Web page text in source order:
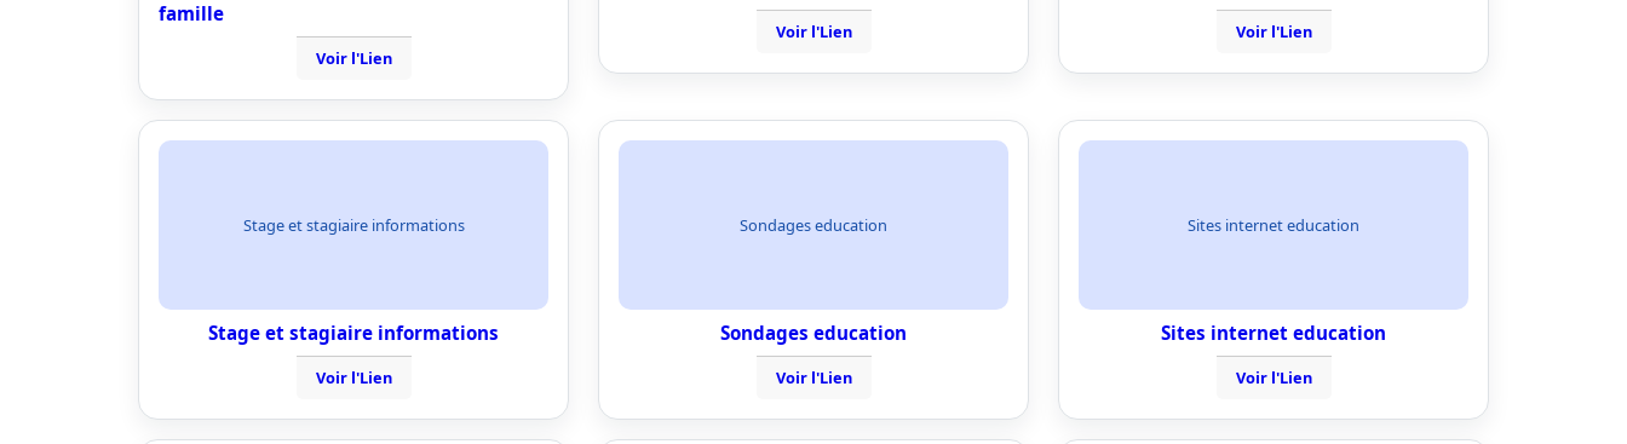
famille
Voir l'Lien
Voir l'Lien Voir l'Lien
Stage et stagiaire informations
Stage et stagiaire informations
Voir l'Lien
Sondages education
Sondages education
Voir l'Lien
Sites internet education
Sites internet education
Voir l'Lien